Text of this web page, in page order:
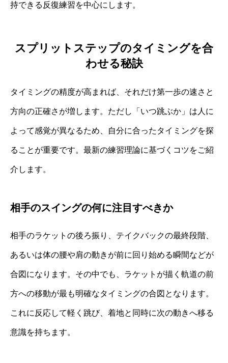
持できる反復練習を中心にします。
スプリットステップのタイミングを合
わせる秘訣
タイミングの精度が高まれば、それだけ第一歩の速さと
方向の正確さが増します。ただし「いつ跳ぶか」は人に
よって感覚が異なるため、自分に合ったタイミングを探
ることが重要です。最新の練習理論に基づくコツをご紹
介します。
相手のスイングの何に注目すべきか
相手のラケットの後ろ振り、テイクバックの最終段階、
あるいは体の腰や肩の動きが前に回り始める瞬間などが
合図になります。その中でも、ラケットが描く軌道の前
方への移動が最も明確なタイミングの合図となります。
これに反応して軽く跳び、着地と同時に次の動きへ移る
意識を持ちます。